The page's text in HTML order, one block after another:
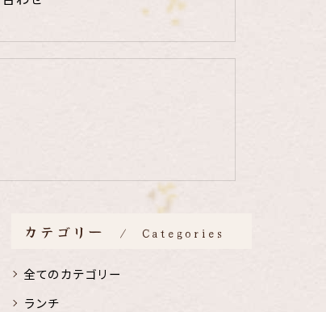
カテゴリー Categories
全てのカテゴリー
ランチ